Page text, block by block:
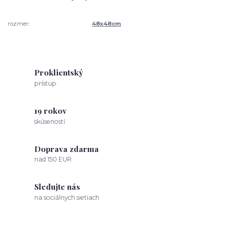
rozmer: 48x48cm
Proklientský
prístup
19 rokov
skúseností
Doprava zdarma
nad 150 EUR
Sledujte nás
na sociálnych sietiach